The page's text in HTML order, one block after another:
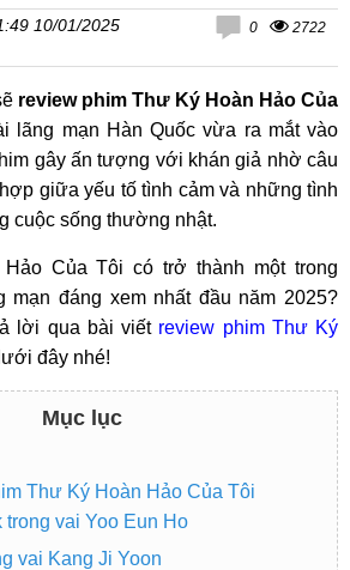
10/01/2025
0 2722
review phim Thư Ký Hoàn Hảo Của
lãng mạn Hàn Quốc vừa ra mắt vào
gây ấn tượng với khán giả nhờ câu
giữa yếu tố tình cảm và những tình
cuộc sống thường nhật.
Của Tôi có trở thành một trong
mạn đáng xem nhất đầu năm 2025?
lời qua bài viết review phim Thư Ký
đây nhé!
Mục lục
Thư Ký Hoàn Hảo Của Tôi
trong vai Yoo Eun Ho
vai Kang Ji Yoon